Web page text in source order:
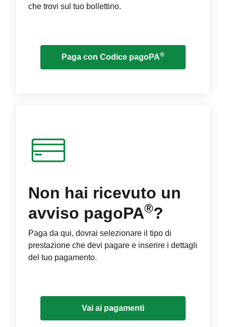
che trovi sul tuo bollettino.
Paga con Codice pagoPA®
Non hai ricevuto un
avviso pagoPA®?
Paga da qui, dovrai selezionare il tipo di
prestazione che devi pagare e inserire i dettagli
del tuo pagamento.
Vai ai pagamenti